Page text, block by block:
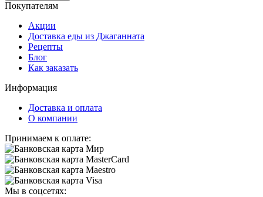
Покупателям
Акции
Доставка еды из Джаганната
Рецепты
Блог
Как заказать
Информация
Доставка и оплата
О компании
Принимаем к оплате:
Мы в соцсетях: